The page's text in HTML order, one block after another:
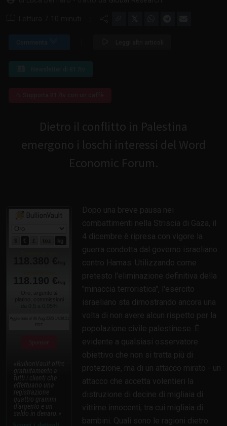
Dietro il conflitto in Palestina
emergono i loschi interessi del Word
Economic Forum.
gratuitamente a
tutti i clienti che
effettuano una
registrazione
quattro grammi
d'argento e un
saldo in denaro.
Dopo una breve pausa nei
combattimenti nella Striscia di Gaza, il
4 dicembre è ripresa con vigore la
guerra condotta dal governo israeliano
contro Hamas. Utilizzando come
pretesto l'eliminazione definitiva della
"minaccia terroristica", l'esercito
israeliano sta dimostrando ancora una
volta di non avere alcun rispetto per la
popolazione civile palestinese. È
evidente a qualsiasi osservatore
obiettivo che non si tratta più di
protezione, ma di un attacco mirato - un
attacco che accetta volentieri la
distruzione di decine di migliaia di
vittime innocenti, tra cui migliaia di
bambini. Quali sono le ragioni dietro